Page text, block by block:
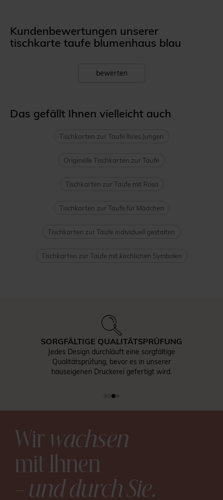
Kundenbewertungen unserer
tischkarte taufe blumenhaus blau
bewerten
Das gefällt Ihnen vielleicht auch
Tischkarten zur Taufe Ihres Jungen
Originelle Tischkarten zur Taufe
Tischkarten zur Taufe mit Rosa
Tischkarten zur Taufe für Mädchen
Tischkarten zur Taufe individuell gestalten
Tischkarten zur Taufe mit kirchlichen Symbolen
SORGFÄLTIGE QUALITÄTSPRÜFUNG
Jedes Design durchläuft eine sorgfältige
Qualitätsprüfung, bevor es in unserer
hauseigenen Druckerei gefertigt wird.
Wirwachsen
mit Ihnen
– und durch Sie.